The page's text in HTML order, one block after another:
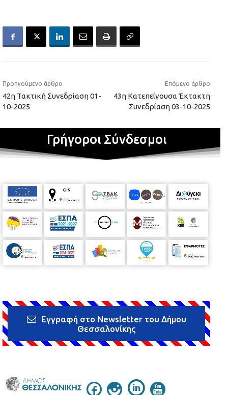
Προηγούμενο άρθρο
42η Τακτική Συνεδρίαση 01-
10-2025
Επόμενο άρθρο
43η Κατεπείγουσα Έκτακτη
Συνεδρίαση 03-10-2025
Γρήγοροι Σύνδεσμοι
Εγγραφή στο Newsletter του Δήμου
Θεσσαλονίκης